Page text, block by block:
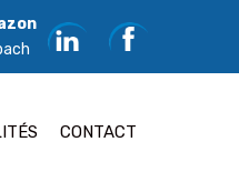
CONTACT